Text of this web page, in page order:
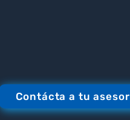
Contácta a tu asesor